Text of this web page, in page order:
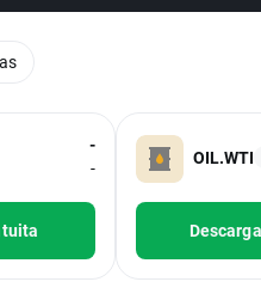
-
-
OIL.WTI